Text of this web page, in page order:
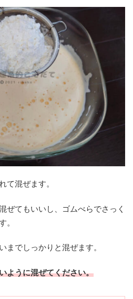
て混ぜます。
ぜてもいいし、ゴムべらでさっく
。
までしっかりと混ぜます。
ように混ぜてください。